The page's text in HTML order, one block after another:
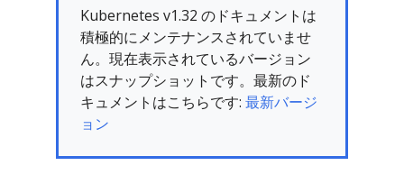
Kubernetes v1.32 のドキュメントは
積極的にメンテナンスされていませ
ん。現在表示されているバージョン
はスナップショットです。最新のド
キュメントはこちらです: 最新バージ
ョン